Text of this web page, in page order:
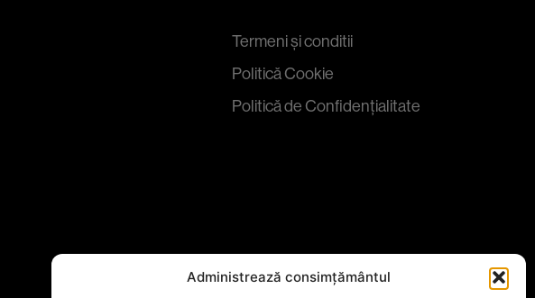
Administrează consimțământul
Termeni și conditii
Politică Cookie
Politică de Confidențialitate